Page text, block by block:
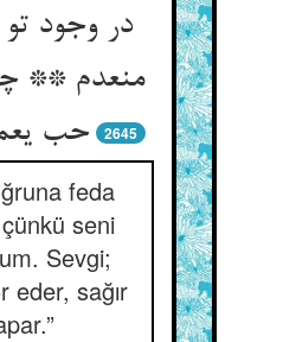
در وجود
منعدم **
2645
feda
seni
Sevgi;
eder, sağır